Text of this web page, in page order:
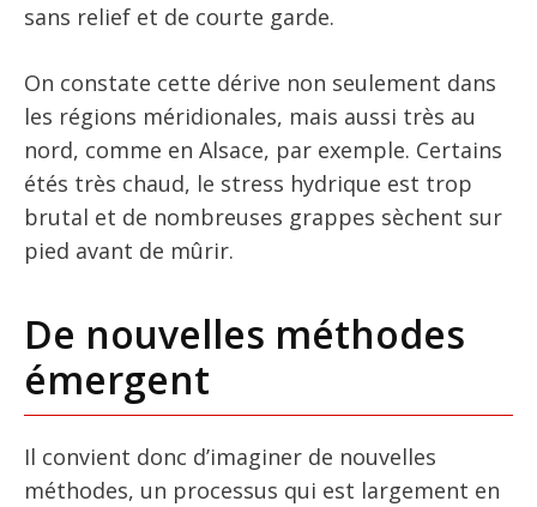
sans relief et de courte garde.
On constate cette dérive non seulement dans
les régions méridionales, mais aussi très au
nord, comme en Alsace, par exemple. Certains
étés très chaud, le stress hydrique est trop
brutal et de nombreuses grappes sèchent sur
pied avant de mûrir.
De nouvelles méthodes
émergent
Il convient donc d’imaginer de nouvelles
méthodes, un processus qui est largement en